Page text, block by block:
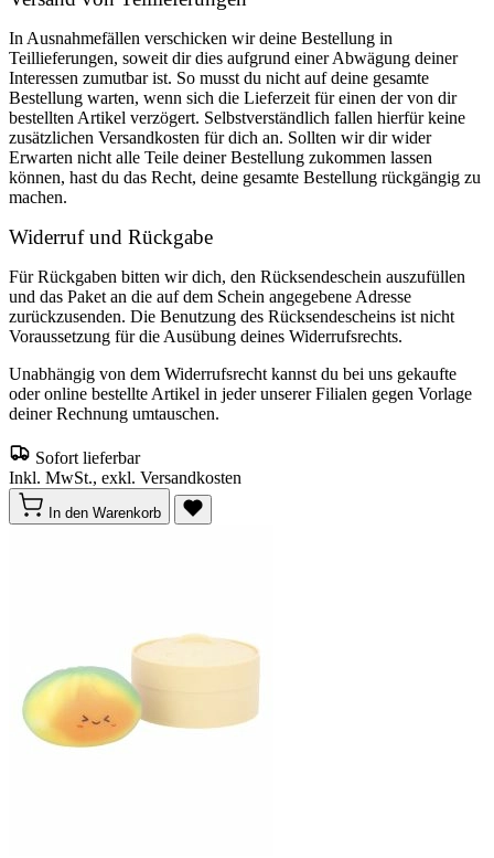
In Ausnahmefällen verschicken wir deine Bestellung in
Teillieferungen, soweit dir dies aufgrund einer Abwägung deiner
Interessen zumutbar ist. So musst du nicht auf deine gesamte
Bestellung warten, wenn sich die Lieferzeit für einen der von dir
bestellten Artikel verzögert. Selbstverständlich fallen hierfür keine
zusätzlichen Versandkosten für dich an. Sollten wir dir wider
Erwarten nicht alle Teile deiner Bestellung zukommen lassen
können, hast du das Recht, deine gesamte Bestellung rückgängig zu
machen.
Widerruf und Rückgabe
Für Rückgaben bitten wir dich, den Rücksendeschein auszufüllen
und das Paket an die auf dem Schein angegebene Adresse
zurückzusenden. Die Benutzung des Rücksendescheins ist nicht
Voraussetzung für die Ausübung deines Widerrufsrechts.
Unabhängig von dem Widerrufsrecht kannst du bei uns gekaufte
oder online bestellte Artikel in jeder unserer Filialen gegen Vorlage
deiner Rechnung umtauschen.
Sofort lieferbar
Inkl. MwSt., exkl. Versandkosten
In den Warenkorb